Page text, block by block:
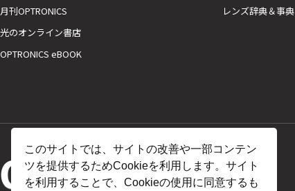
このサイトでは、サイトの改善や一部コンテン
ツを提供するためCookieを利用します。サイト
を利用することで、Cookieの使用に同意するも
月刊OPTRONICS
光のオンライン書店
OPTRONICS eBOOK
レンズ辞典＆事典